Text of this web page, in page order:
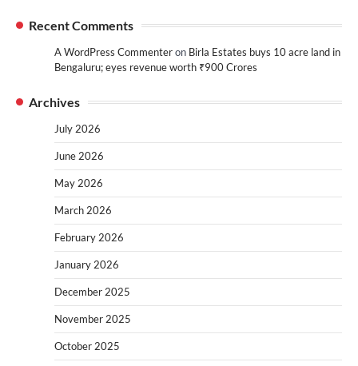
Recent Comments
A WordPress Commenteron Birla Estates buys 10 acre land in
Bengaluru; eyes revenue worth ₹900 Crores
Archives
July 2026
June 2026
May 2026
March 2026
February 2026
January 2026
December 2025
November 2025
October 2025